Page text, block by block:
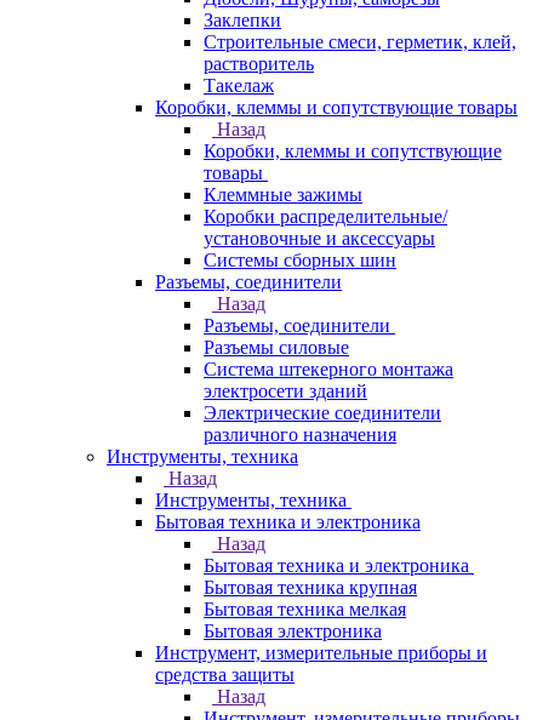
Заклепки
Строительные смеси, герметик, клей,
растворитель
Такелаж
Коробки, клеммы и сопутствующие товары
Назад
Коробки, клеммы и сопутствующие
товары
Клеммные зажимы
Коробки распределительные/
установочные и аксессуары
Системы сборных шин
Разъемы, соединители
Назад
Разъемы, соединители
Разъемы силовые
Система штекерного монтажа
электросети зданий
Электрические соединители
различного назначения
Инструменты, техника
Назад
Инструменты, техника
Бытовая техника и электроника
Назад
Бытовая техника и электроника
Бытовая техника крупная
Бытовая техника мелкая
Бытовая электроника
Инструмент, измерительные приборы и
средства защиты
Назад